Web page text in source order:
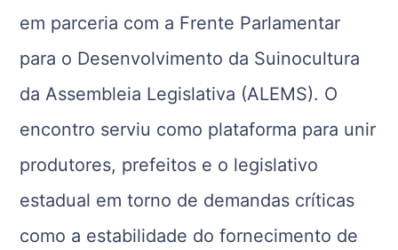
em parceria com a Frente Parlamentar
para o Desenvolvimento da Suinocultura
da Assembleia Legislativa (ALEMS). O
encontro serviu como plataforma para unir
produtores, prefeitos e o legislativo
estadual em torno de demandas críticas
como a estabilidade do fornecimento de